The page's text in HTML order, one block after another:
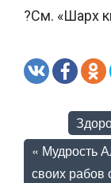
?См. «Шарх
« Мудрость
своих рабов